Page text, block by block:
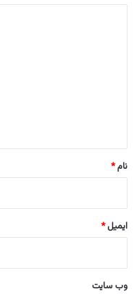
نام*
ایمیل*
وب‌ سایت